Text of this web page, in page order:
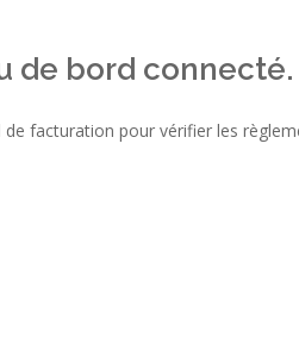
de bord connecté.
facturation pour vérifier les